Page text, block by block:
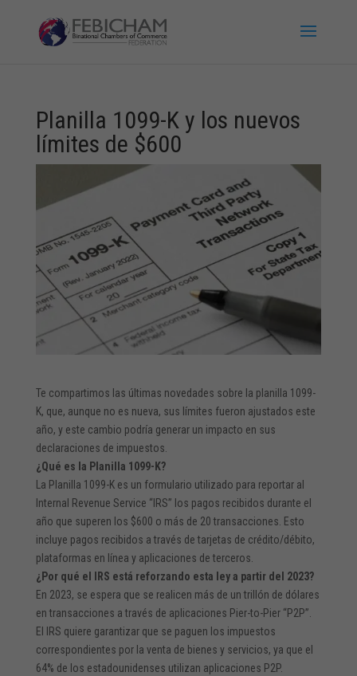
Planilla 1099-K y los nuevos
límites de $600
Te compartimos las últimas novedades sobre la planilla 1099-
K, que, aunque no es nueva, sus límites fueron ajustados este
año, y este cambio podría generar un impacto en sus
declaraciones de impuestos.
¿Qué es la Planilla 1099-K?
La Planilla 1099-K es un formulario utilizado para reportar al
Internal Revenue Service “IRS” los pagos recibidos durante el
año que superen los $600 o más de 20 transacciones. Esto
incluye pagos recibidos a través de tarjetas de crédito/débito,
plataformas en línea y aplicaciones de terceros.
¿Por qué el IRS está reforzando esta ley a partir del 2023?
En 2023, se espera que se realicen más de un trillón de dólares
en transacciones a través de aplicaciones Pier-to-Pier “P2P”.
El IRS quiere garantizar que se paguen los impuestos
correspondientes por la venta de bienes y servicios, ya que el
64% de los estadounidenses utilizan aplicaciones P2P.